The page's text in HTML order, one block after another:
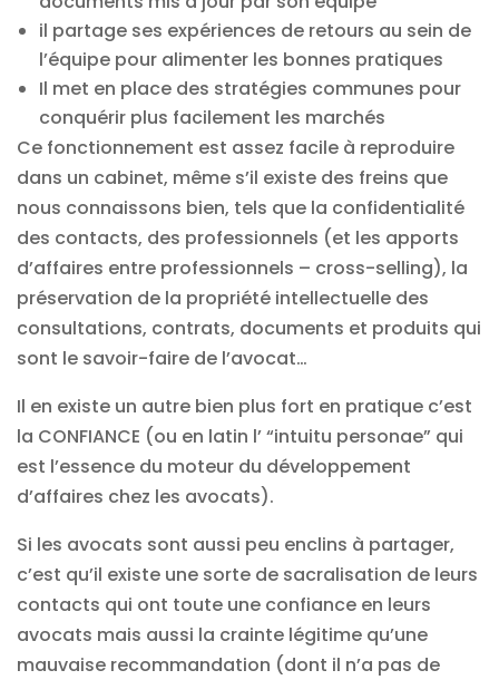
il partage ses expériences de retours au sein de
l’équipe pour alimenter les bonnes pratiques
Il met en place des stratégies communes pour
conquérir plus facilement les marchés
Ce fonctionnement est assez facile à reproduire
dans un cabinet, même s’il existe des freins que
nous connaissons bien, tels que la confidentialité
des contacts, des professionnels (et les apports
d’affaires entre professionnels – cross-selling), la
préservation de la propriété intellectuelle des
consultations, contrats, documents et produits qui
sont le savoir-faire de l’avocat…
Il en existe un autre bien plus fort en pratique c’est
la CONFIANCE (ou en latin l’ “intuitu personae” qui
est l’essence du moteur du développement
d’affaires chez les avocats).
Si les avocats sont aussi peu enclins à partager,
c’est qu’il existe une sorte de sacralisation de leurs
contacts qui ont toute une confiance en leurs
avocats mais aussi la crainte légitime qu’une
mauvaise recommandation (dont il n’a pas de